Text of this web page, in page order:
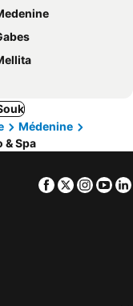
Médenine
& Spa
Facebook
Twitter